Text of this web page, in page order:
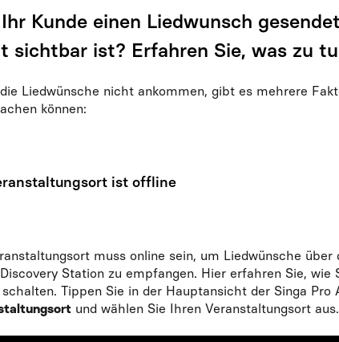
Kunde einen Liedwunsch
sichtbar ist? Erfahren Sie, was zu
Liedwünsche nicht ankommen, gibt es mehrere
können:
ist offline
muss online sein, um Liedwünsche über
Station zu empfangen. Hier erfahren Sie, wie
Tippen Sie in der Hauptansicht der Singa
und wählen Sie Ihren Veranstaltungsort aus.